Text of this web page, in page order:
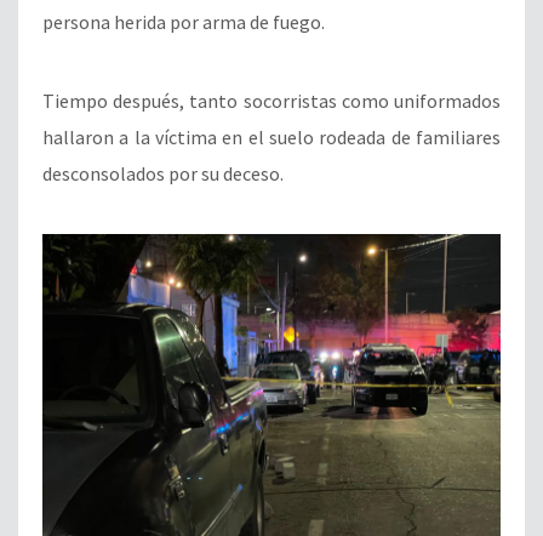
persona herida por arma de fuego.
Tiempo después, tanto socorristas como uniformados
hallaron a la víctima en el suelo rodeada de familiares
desconsolados por su deceso.